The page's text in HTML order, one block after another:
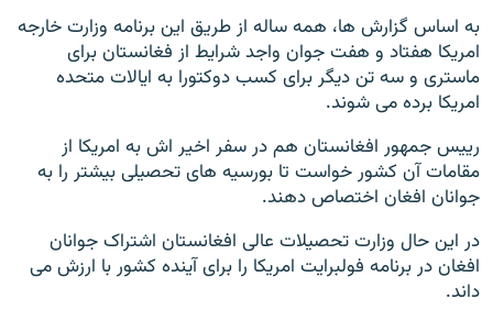
به اساس گزارش ها، همه ساله از طریق این برنامه وزارت خارجه
امریکا هفتاد و هفت جوان واجد شرایط از فغانستان برای
ماستری و سه تن دیگر برای کسب دوکتورا به ایالات متحده
امریکا برده می شوند.
رییس جمهور افغانستان هم در سفر اخیر اش به امریکا از
مقامات آن کشور خواست تا بورسیه های تحصیلی بیشتر را به
جوانان افغان اختصاص دهند.
در این حال وزارت تحصیلات عالی افغانستان اشتراک جوانان
افغان در برنامه فولبرایت امریکا را برای آینده کشور با ارزش می
داند.